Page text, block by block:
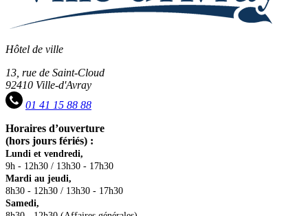
Hôtel de ville
13, rue de Saint-Cloud
92410 Ville-d'Avray
01 41 15 88 88
Horaires d’ouverture
(hors jours fériés) :
Lundi et vendredi,
9h - 12h30 / 13h30 - 17h30
Mardi au jeudi,
8h30 - 12h30 / 13h30 - 17h30
Samedi,